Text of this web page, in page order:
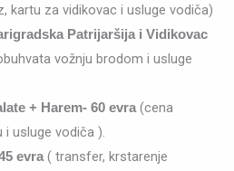
kartu za vidikovac i usluge vodiča)
Patrijaršija i Vidikovac
vožnju brodom i usluge
+ Harem- 60 evra(cena
i usluge vodiča ).
evra( transfer, krstarenje